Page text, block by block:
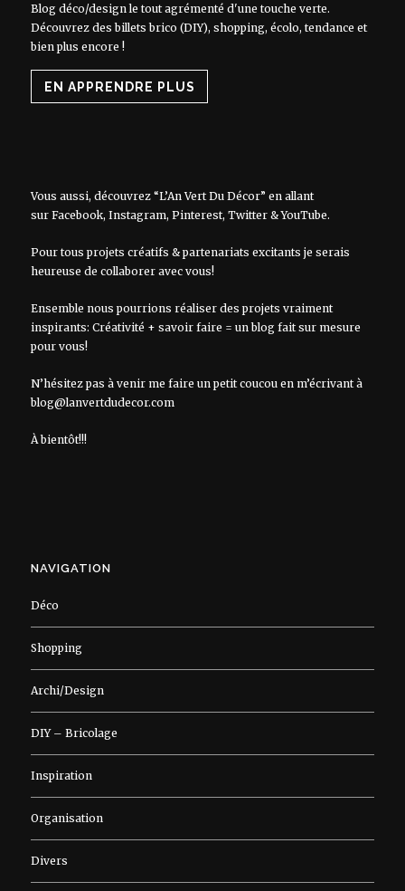
Blog déco/design le tout agrémenté d'une touche verte.
Découvrez des billets brico (DIY), shopping, écolo, tendance et
bien plus encore !
EN APPRENDRE PLUS
Vous aussi, découvrez “L’An Vert Du Décor” en allant
sur Facebook, Instagram, Pinterest, Twitter&YouTube.
Pour tous projets créatifs & partenariats excitants je serais
heureuse de collaborer avec vous!
Ensemble nous pourrions réaliser des projets vraiment
inspirants: Créativité + savoir faire = un blog fait sur mesure
pour vous!
N’hésitez pas à venir me faire un petit coucou en m’écrivant à
blog@lanvertdudecor.com
À bientôt!!!
NAVIGATION
Déco
Shopping
Archi/Design
DIY – Bricolage
Inspiration
Organisation
Divers